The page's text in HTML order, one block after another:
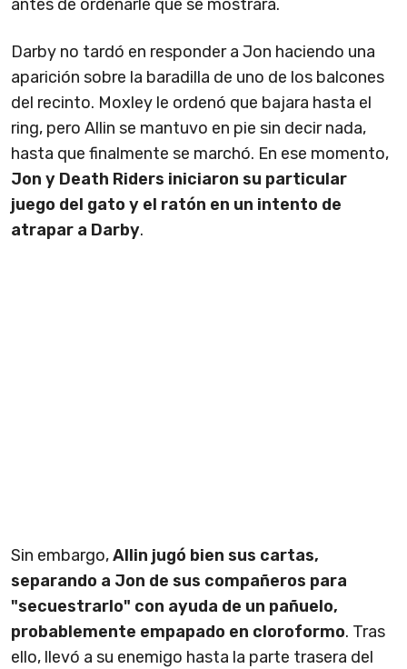
antes de ordenarle que se mostrara.
Darby no tardó en responder a Jon haciendo una
aparición sobre la baradilla de uno de los balcones
del recinto. Moxley le ordenó que bajara hasta el
ring, pero Allin se mantuvo en pie sin decir nada,
hasta que finalmente se marchó. En ese momento,
Jon y Death Riders iniciaron su particular
juego del gato y el ratón en un intento de
atrapar a Darby.
Sin embargo,Allin jugó bien sus cartas,
separando a Jon de sus compañeros para
"secuestrarlo" con ayuda de un pañuelo,
probablemente empapado en cloroformo. Tras
ello, llevó a su enemigo hasta la parte trasera del